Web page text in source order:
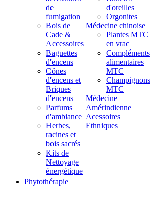
de
fumigation
Bois de
Cade &
Accessoires
Baguettes
d'encens
Cônes
d'encens et
Briques
d'encens
Parfums
d'ambiance
Herbes,
racines et
bois sacrés
Kits de
Nettoyage
énergétique
d'oreilles
Orgonites
Médecine chinoise
Plantes MTC
en vrac
Compléments
alimentaires
MTC
Champignons
MTC
Médecine
Amérindienne
Acessoires
Ethniques
Phytothérapie